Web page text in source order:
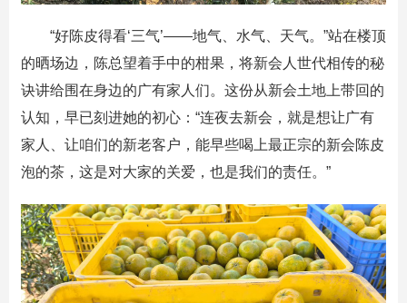
“好陈皮得看‘三气’——地气、水气、天气。”站在楼顶
的晒场边，陈总望着手中的柑果，将新会人世代相传的秘
诀讲给围在身边的广有家人们。这份从新会土地上带回的
认知，早已刻进她的初心：“连夜去新会，就是想让广有
家人、让咱们的新老客户，能早些喝上最正宗的新会陈皮
泡的茶，这是对大家的关爱，也是我们的责任。”